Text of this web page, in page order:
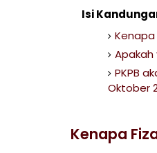
Isi
PKPB
Oktober
Kenapa